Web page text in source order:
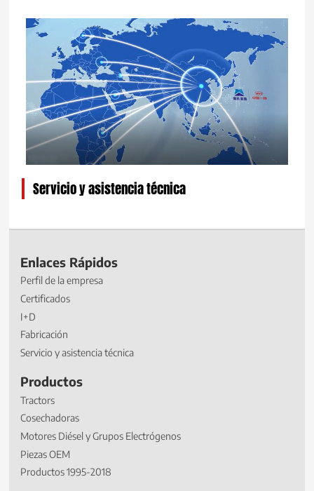
Servicio y asistencia técnica
Enlaces Rápidos
Perfil de la empresa
Certificados
I+D
Fabricación
Servicio y asistencia técnica
Productos
Tractors
Cosechadoras
Motores Diésel y Grupos Electrógenos
Piezas OEM
Productos 1995-2018